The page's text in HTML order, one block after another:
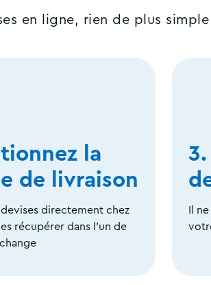
en ligne, rien de plus simple
la
de livraison
directement chez
récupérer dans l’un de
3.
Il